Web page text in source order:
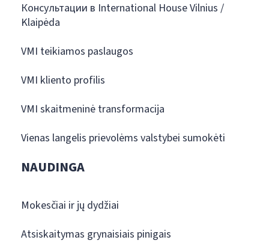
Консультации в International House Vilnius /
Klaipėda
VMI teikiamos paslaugos
VMI kliento profilis
VMI skaitmeninė transformacija
Vienas langelis prievolėms valstybei sumokėti
NAUDINGA
Mokesčiai ir jų dydžiai
Atsiskaitymas grynaisiais pinigais